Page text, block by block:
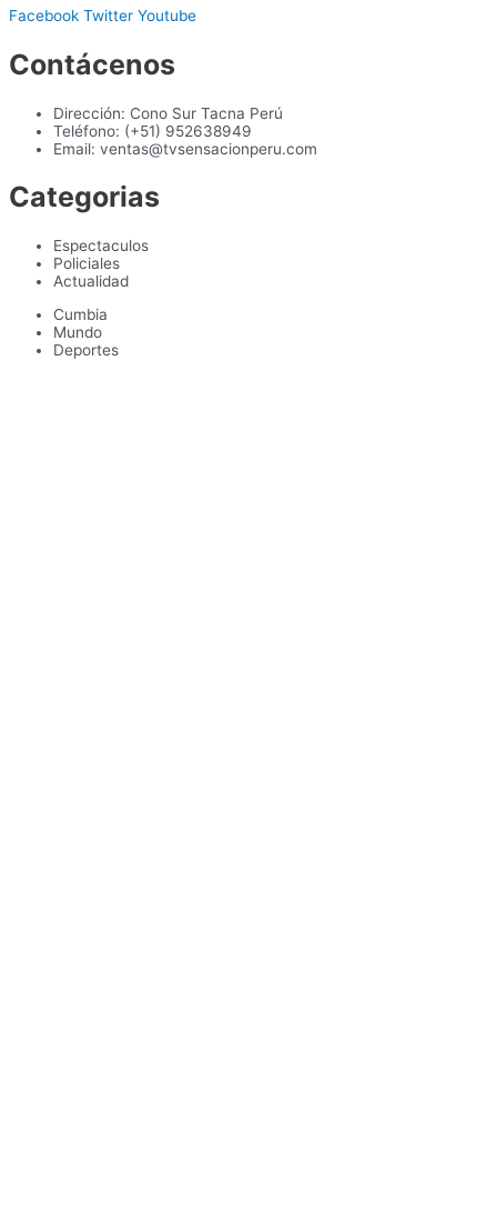
Facebook Twitter Youtube
Contácenos
Dirección: Cono Sur Tacna Perú
Teléfono: (+51) 952638949
Email: ventas@tvsensacionperu.com
Categorias
Espectaculos
Policiales
Actualidad
Cumbia
Mundo
Deportes